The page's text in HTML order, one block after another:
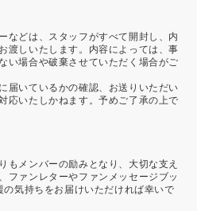
などは、スタッフがすべて開封し、内
渡しいたします。内容によっては、事
い場合や破棄させていただく場合がご
届いているかの確認、お送りいただい
応いたしかねます。予めご了承の上で
もメンバーの励みとなり、大切な支え
ファンレターやファンメッセージブッ
気持ちをお届けいただければ幸いで